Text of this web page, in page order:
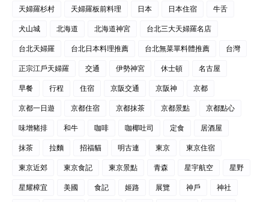
天婦羅杉村 天婦羅板前料理 日本 日本住宿 牛舌
犬山城 北海道 北海道神宮 台北三大天婦羅名店
台北天婦羅 台北日本料理推薦 台北無菜單料體推薦 台灣
正宗江戶天婦羅 交通 伊勢神宮 休士頓 名古屋
早餐 行程 住宿 京阪交通 京阪神 京都
京都一日遊 京都住宿 京都抹茶 京都景點 京都點心
味增豬排 和牛 咖啡 咖椰吐司 定食 居酒屋
抹茶 拉麵 招福貓 明古連 東京 東京住宿
東京近郊 東京食記 東京景點 青森 星宇航空 星野
星耀樟宜 美國 食記 姬路 展覽 神戶 神社